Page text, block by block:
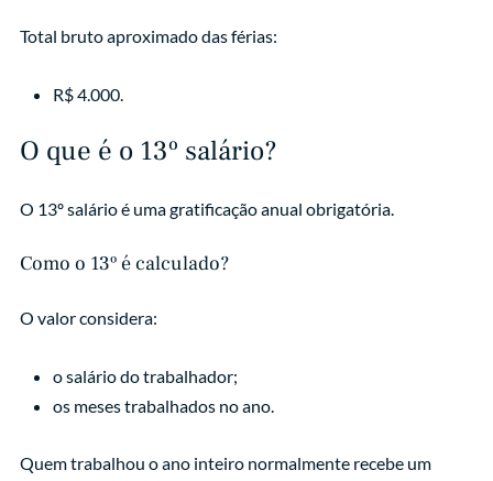
Total bruto aproximado das férias:
R$ 4.000.
O que é o 13º salário?
O 13º salário é uma gratificação anual obrigatória.
Como o 13º é calculado?
O valor considera:
o salário do trabalhador;
os meses trabalhados no ano.
Quem trabalhou o ano inteiro normalmente recebe um